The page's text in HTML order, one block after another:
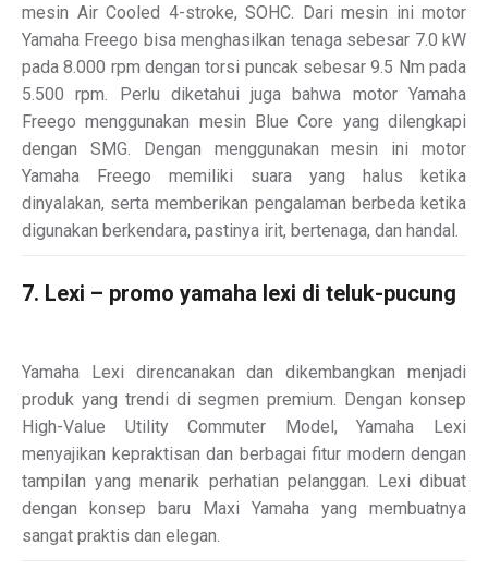
mesin Air Cooled 4-stroke, SOHC. Dari mesin ini motor
Yamaha Freego bisa menghasilkan tenaga sebesar 7.0 kW
pada 8.000 rpm dengan torsi puncak sebesar 9.5 Nm pada
5.500 rpm. Perlu diketahui juga bahwa motor Yamaha
Freego menggunakan mesin Blue Core yang dilengkapi
dengan SMG. Dengan menggunakan mesin ini motor
Yamaha Freego memiliki suara yang halus ketika
dinyalakan, serta memberikan pengalaman berbeda ketika
digunakan berkendara, pastinya irit, bertenaga, dan handal.
7. Lexi – promo yamaha lexi di teluk-pucung
Yamaha Lexi direncanakan dan dikembangkan menjadi
produk yang trendi di segmen premium. Dengan konsep
High-Value Utility Commuter Model, Yamaha Lexi
menyajikan kepraktisan dan berbagai fitur modern dengan
tampilan yang menarik perhatian pelanggan. Lexi dibuat
dengan konsep baru Maxi Yamaha yang membuatnya
sangat praktis dan elegan.